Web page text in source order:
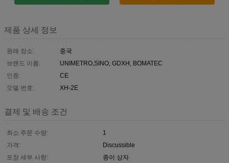
제품 상세 정보
원래 장소:
중국
브랜드 이름:
UNIMETRO,SINO, GDXH, BOMATEC
인증:
CE
모델 번호:
XH-2E
결제 및 배송 조건
최소 주문 수량:
1
가격:
Discussible
포장 세부 사항:
종이 상자